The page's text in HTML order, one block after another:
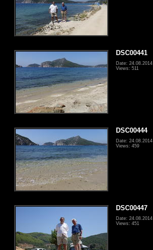
DSC00441
Date: 24.08.2014
Views: 511
DSC00444
Date: 24.08.2014
Views: 459
DSC00447
Date: 24.08.2014
Views: 451